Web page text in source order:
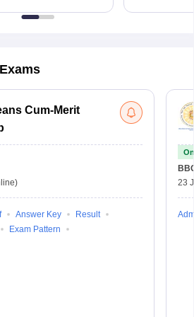
Cum-Merit
Answer Key
Result
Exam Pattern
23